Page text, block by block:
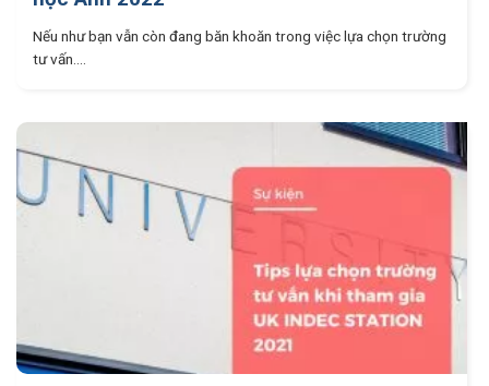
Nếu như bạn vẫn còn đang băn khoăn trong việc lựa chọn trường
tư vấn....